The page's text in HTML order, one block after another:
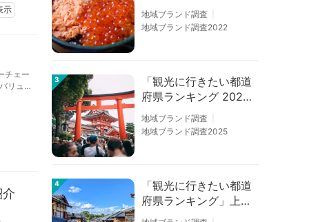
示
チェー
リュ
１位は北海道、３位は
大阪府、２位は〇〇
地域ブランド調査
地域ブランド調査2022
3
「観光に行きたい都道
府県ランキング 202
6」京都は低下、神奈
川上昇
地域ブランド調査
地域ブランド調査2025
4
「観光に行きたい都道
府県ランキング」上位
の順位に変動あり